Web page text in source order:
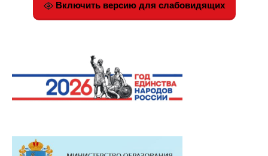
Включить версию для слабовидящих